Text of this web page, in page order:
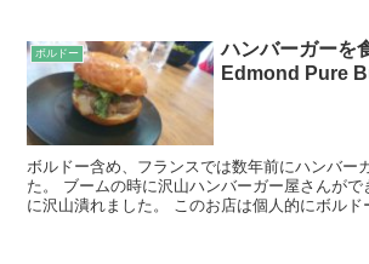
ボルドー
ハンバーガーを
Edmond Pure
ボルドー含め、フランスでは数年前にハンバー
た。 ブームの時に沢山ハンバーガー屋さんが
に沢山潰れました。 このお店は個人的にボルド